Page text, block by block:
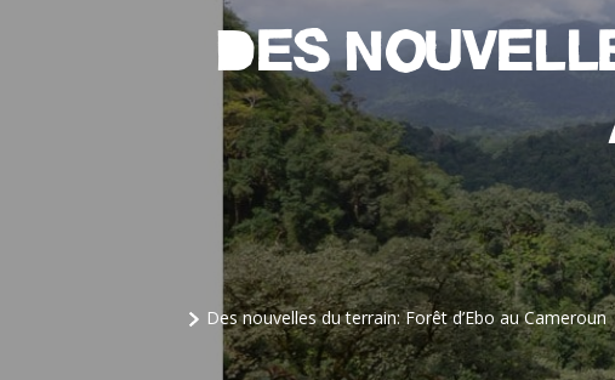
Des
Des nouvelles du terrain: Forêt d’Ebo au Cameroun